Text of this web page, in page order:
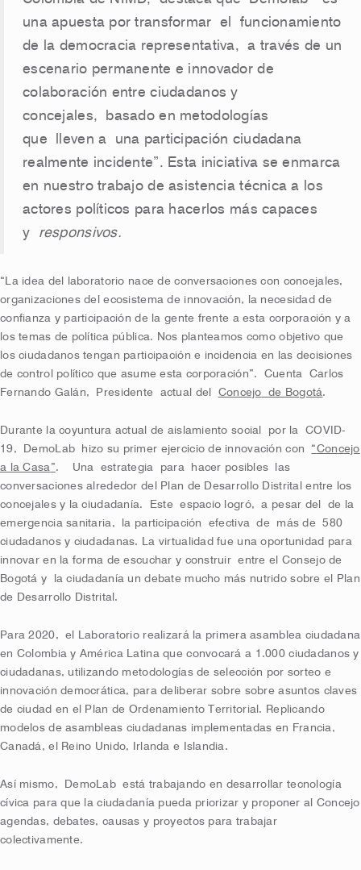
una apuesta por transformar el
funcionamiento
de la democracia representativa,a través de un
escenario permanente e innovador de
colaboración entre ciudadanos y
concejales, basado en metodologías
que
lleven a una participación ciudadana
realmente incidente”. Esta iniciativa se enmarca
en nuestro trabajo de asistencia técnica a los
actores políticos para hacerlos más capaces
y responsivos.
“La idea del laboratorio nace de conversaciones con concejales,
organizaciones del ecosistema de innovación, la necesidad de
confianza y participación de la gente frente a esta corporación y a
los temas de política pública. Nos planteamos como objetivo que
los ciudadanos tengan participación e incidencia en las decisiones
de control político que asume esta corporación”. Cuenta Carlos
Fernando Galán,
Presidente actual del Concejo de Bogotá.
Durante la coyuntura actual de aislamiento social por la COVID-
19, DemoLab hizo su primer ejercicio de innovación con “Concejo
a la Casa”. Una estrategia para hacer posibles
las
conversaciones alrededor del Plan de Desarrollo Distrital entre los
concejales y la ciudadanía.
Esteespacio logró,a pesar del de la
emergencia sanitaria, la participación efectiva de más de 580
ciudadanos y ciudadanas. La virtualidad fue una oportunidad para
innovar en la forma de escuchar y construirentre el Consejo de
Bogotá y la ciudadanía un debate mucho más nutrido sobre el Plan
de Desarrollo Distrital.
Para 2020, el Laboratorio realizará la primera asamblea ciudadana
en Colombia y América Latina que convocará a 1.000 ciudadanos y
ciudadanas, utilizando metodologías de selección por sorteo e
innovación democrática, para deliberar sobre sobre asuntos claves
de ciudad en el Plan de Ordenamiento Territorial. Replicando
modelos de asambleas ciudadanas implementadas en Francia,
Canadá, el Reino Unido, Irlanda e Islandia.
Así mismo, DemoLab está trabajando en desarrollar tecnología
cívica para que la ciudadanía pueda priorizar y proponer al Concejo
agendas, debates, causas y proyectos para trabajar
colectivamente.